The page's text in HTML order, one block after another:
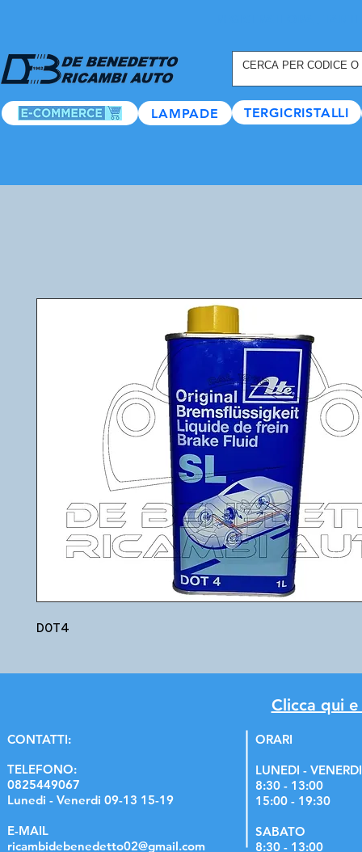
LAMPADE TERGICRISTALLI
DOT4
Clicca qui
CONTATTI:
TELEFONO:
0825449067
Lunedi - Venerdi 09-13 15-19
E-MAIL
ricambidebenedetto02@gmail.com
ORARI
LUNEDI - VENERDI
8:30 - 13:00
15:00 - 19:30
SABATO
8:30 - 13:00